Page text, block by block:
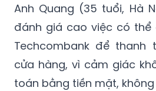
Anh Quang (35 tuổi, Hà
đánh giá cao việc có thể
Techcombank để
cửa hàng, vì cảm giác
toán bằng tiền mặt,